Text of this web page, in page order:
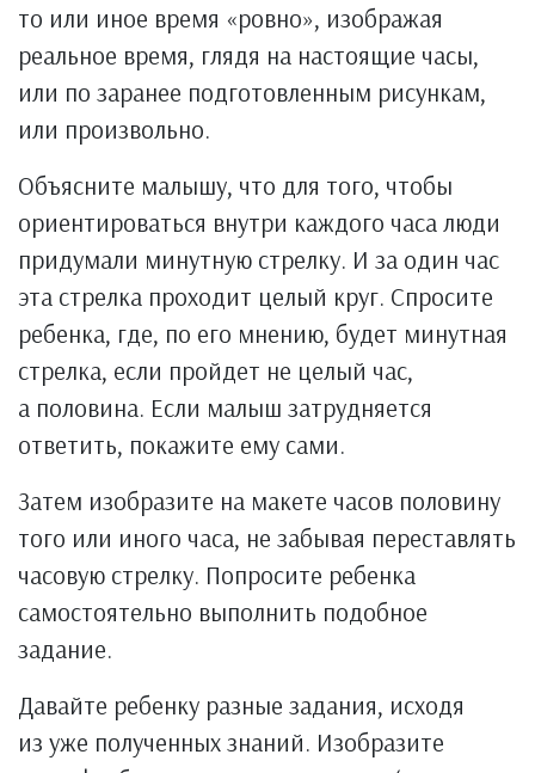
то или иное время «ровно», изображая
реальное время, глядя на настоящие часы,
или по заранее подготовленным рисункам,
или произвольно.
Объясните малышу, что для того, чтобы
ориентироваться внутри каждого часа люди
придумали минутную стрелку. И за один час
эта стрелка проходит целый круг. Спросите
ребенка, где, по его мнению, будет минутная
стрелка, если пройдет не целый час,
а половина. Если малыш затрудняется
ответить, покажите ему сами.
Затем изобразите на макете часов половину
того или иного часа, не забывая переставлять
часовую стрелку. Попросите ребенка
самостоятельно выполнить подобное
задание.
Давайте ребенку разные задания, исходя
из уже полученных знаний. Изобразите